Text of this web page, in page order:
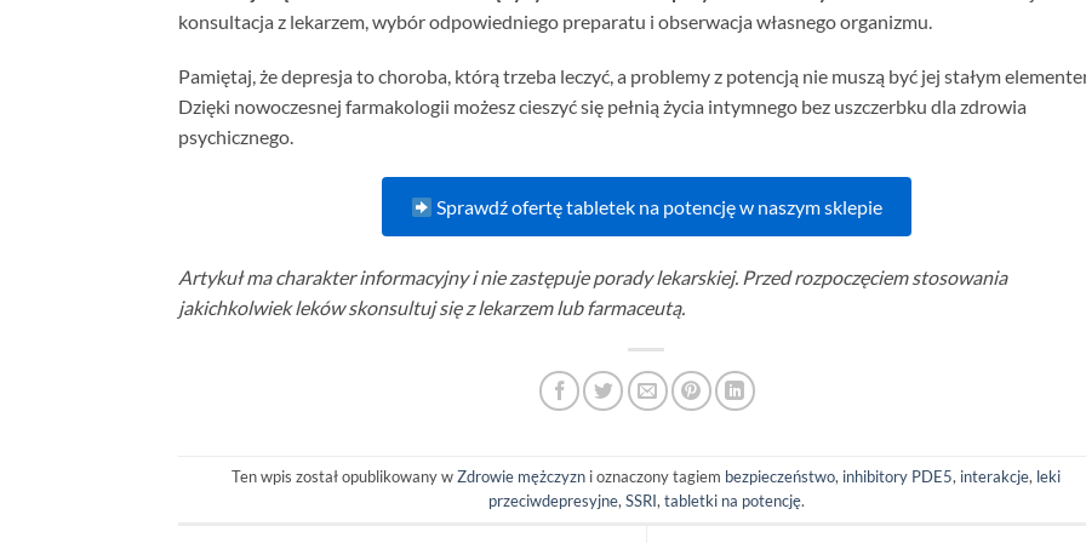
konsultacja z lekarzem, wybór odpowiedniego preparatu i obserwacja własnego organizmu.
Pamiętaj, że depresja to choroba, którą trzeba leczyć, a problemy z potencją nie muszą być jej stałym
Dzięki nowoczesnej farmakologii możesz cieszyć się pełnią życia intymnego bez uszczerbku dla zdrowia
psychicznego.
Sprawdź ofertę tabletek na potencję w naszym sklepie
Artykuł ma charakter informacyjny i nie zastępuje porady lekarskiej. Przed rozpoczęciem stosowania
jakichkolwiek leków skonsultuj się z lekarzem lub farmaceutą.
Ten wpis został opublikowany wZdrowie mężczyzn i oznaczony tagiem bezpieczeństwo, inhibitory PDE5, interakcje, leki
przeciwdepresyjne,SSRI,tabletki na potencję.